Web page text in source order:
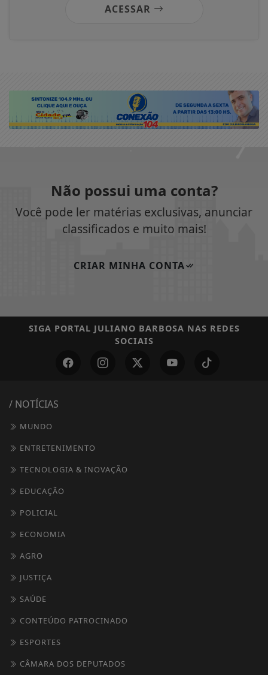
ACESSAR
Não possui uma conta?
Você pode ler matérias exclusivas, anunciar
classificados e muito mais!
CRIAR MINHA CONTA
SIGA PORTAL JULIANO BARBOSA NAS REDES
SOCIAIS
/ NOTÍCIAS
MUNDO
ENTRETENIMENTO
TECNOLOGIA & INOVAÇÃO
EDUCAÇÃO
POLICIAL
ECONOMIA
AGRO
JUSTIÇA
SAÚDE
CONTEÚDO PATROCINADO
ESPORTES
CÂMARA DOS DEPUTADOS